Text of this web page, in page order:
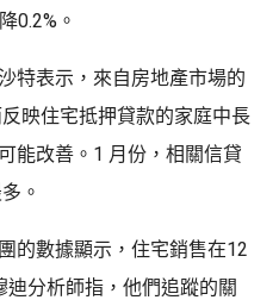
0.2%。
特表示，來自房地產市場的
映住宅抵押貸款的家庭中長
能改善。1 月份，相關信貸
。
的數據顯示，住宅銷售在12
分析師指，他們追蹤的關